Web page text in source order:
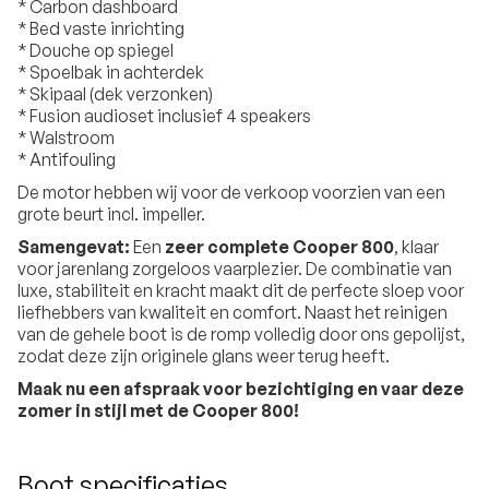
* Carbon dashboard
* Bed vaste inrichting
* Douche op spiegel
* Spoelbak in achterdek
* Skipaal (dek verzonken)
* Fusion audioset inclusief 4 speakers
* Walstroom
* Antifouling
De motor hebben wij voor de verkoop voorzien van een
grote beurt incl. impeller.
Samengevat: Een zeer complete Cooper 800, klaar
voor jarenlang zorgeloos vaarplezier. De combinatie van
luxe, stabiliteit en kracht maakt dit de perfecte sloep voor
liefhebbers van kwaliteit en comfort. Naast het reinigen
van de gehele boot is de romp volledig door ons gepolijst,
zodat deze zijn originele glans weer terug heeft.
Maak nu een afspraak voor bezichtiging en vaar deze
zomer in stijl met de Cooper 800!